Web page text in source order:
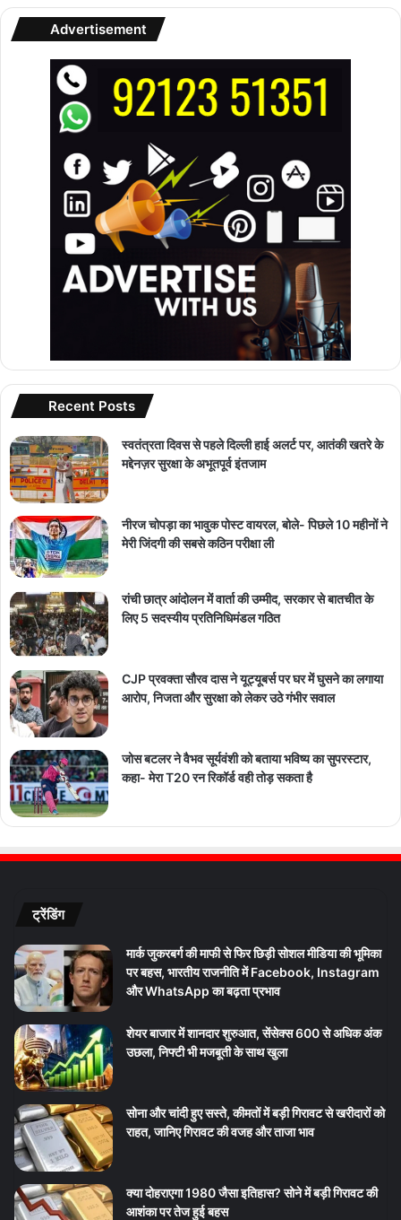
Advertisement
Recent Posts
स्वतंत्रता दिवस से पहले दिल्ली हाई अलर्ट पर, आतंकी खतरे के
मद्देनज़र सुरक्षा के अभूतपूर्व इंतजाम
नीरज चोपड़ा का भावुक पोस्ट वायरल, बोले- पिछले 10 महीनों ने
मेरी जिंदगी की सबसे कठिन परीक्षा ली
रांची छात्र आंदोलन में वार्ता की उम्मीद, सरकार से बातचीत के
लिए 5 सदस्यीय प्रतिनिधिमंडल गठित
CJP प्रवक्ता सौरव दास ने यूट्यूबर्स पर घर में घुसने का लगाया
आरोप, निजता और सुरक्षा को लेकर उठे गंभीर सवाल
जोस बटलर ने वैभव सूर्यवंशी को बताया भविष्य का सुपरस्टार,
कहा- मेरा T20 रन रिकॉर्ड वही तोड़ सकता है
ट्रेंडिंग
मार्क जुकरबर्ग की माफी से फिर छिड़ी सोशल मीडिया की भूमिका
पर बहस, भारतीय राजनीति में Facebook, Instagram
और WhatsApp का बढ़ता प्रभाव
शेयर बाजार में शानदार शुरुआत, सेंसेक्स 600 से अधिक अंक
उछला, निफ्टी भी मजबूती के साथ खुला
सोना और चांदी हुए सस्ते, कीमतों में बड़ी गिरावट से खरीदारों को
राहत, जानिए गिरावट की वजह और ताजा भाव
क्या दोहराएगा 1980 जैसा इतिहास? सोने में बड़ी गिरावट की
आशंका पर तेज हुई बहस